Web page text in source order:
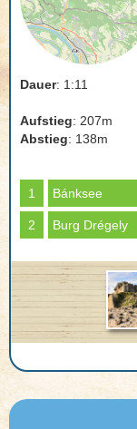
Dauer: 1:11
Aufstieg: 207m
Abstieg: 138m
1 Bánksee
2 Burg Drégely